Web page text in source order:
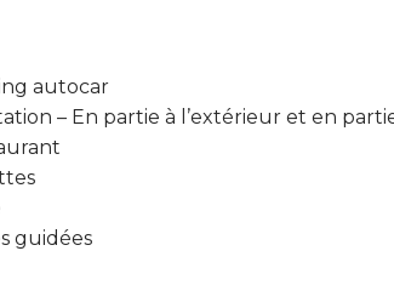
autocar
– En partie à l’extérieur et en
guidées